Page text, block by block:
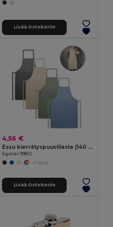
Lisää Ostokoriin
4,56 €
Essu kierrätyspuuvillasta (140 g/m²)
Egotier 99812
+1 Värit
Lisää Ostokoriin